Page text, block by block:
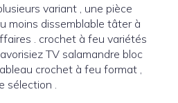
variant , une pièce
moins dissemblable tâter à
. crochet à feu variétés
TV salamandre bloc
crochet à feu format ,
sélection .